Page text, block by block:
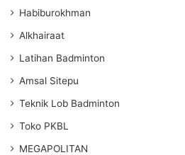
Habiburokhman
Alkhairaat
Latihan Badminton
Amsal Sitepu
Teknik Lob Badminton
Toko PKBL
MEGAPOLITAN